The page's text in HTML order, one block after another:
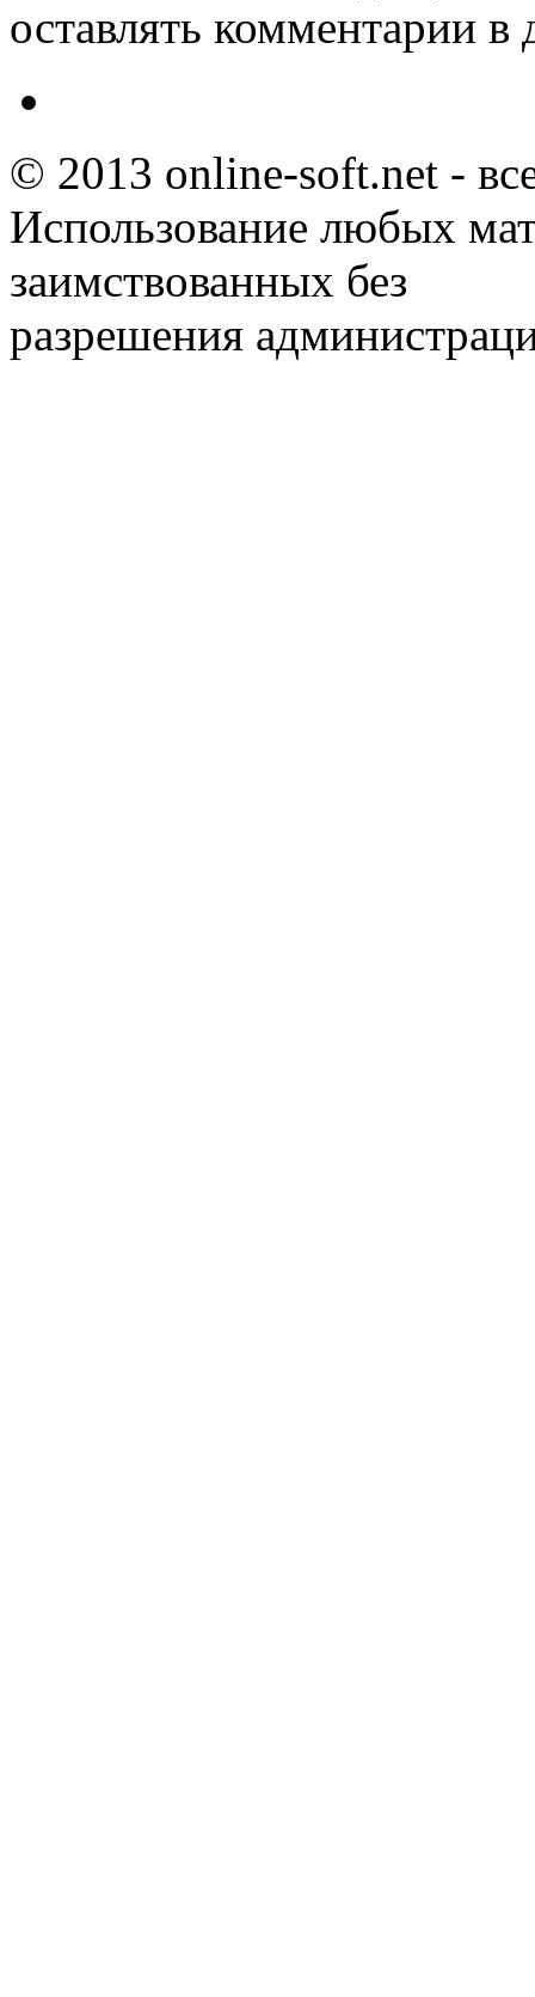
оставлять комментарии в
© 2013 online-soft.net -
Использование любых
заимствованных без
разрешения